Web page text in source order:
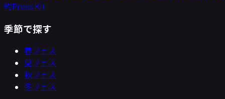
約Press Kit
季節で探す
春フェス
夏フェス
秋フェス
冬フェス